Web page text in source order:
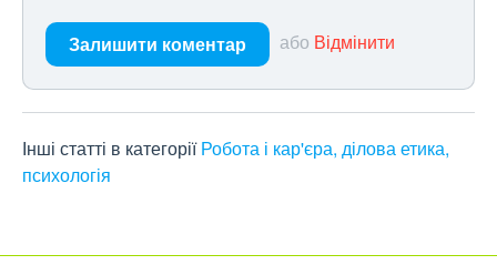
Залишити коментар або Відмінити
Інші статті в категорії Робота і кар'єра, ділова етика,
психологія